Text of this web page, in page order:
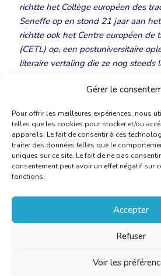
Gérer le
Pour offrir les meilleures expériences, nous
telles que les cookies pour stocker et/ou
appareils. Le fait de consentir à ces
traiter des données telles que le
uniques sur ce site. Le fait de ne pas
consentement peut avoir un effet négatif sur
fonctions.
Accepter
Refuser
Voir les
richtte het Collège européen des
Seneffe op en stond 21 jaar aan
richtte ook het Centre européen de
(CETL) op, een postuniversitaire
literaire vertaling die ze nog steeds
Eerbetoon aan Jacques De